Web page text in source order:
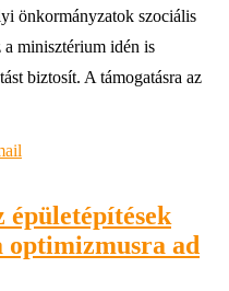
önkormányzatok szociális
a minisztérium idén is
biztosít. A támogatásra az
épületépítések
optimizmusra ad